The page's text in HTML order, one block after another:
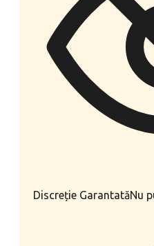
Discreție GarantatăNu